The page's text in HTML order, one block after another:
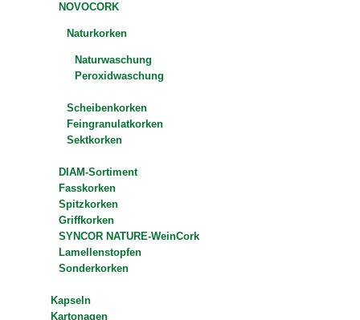
NOVOCORK
Naturkorken
Naturwaschung
Peroxidwaschung
Scheibenkorken
Feingranulatkorken
Sektkorken
DIAM-Sortiment
Fasskorken
Spitzkorken
Griffkorken
SYNCOR NATURE-WeinCork
Lamellenstopfen
Sonderkorken
Kapseln
Kartonagen